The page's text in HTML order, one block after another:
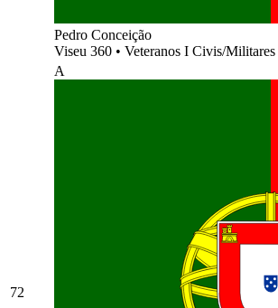
Pedro Conceição
Viseu 360 • Veteranos I Civis/
72
A